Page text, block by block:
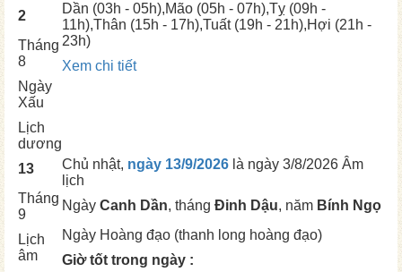
2
Tháng
8
Ngày
Xấu
Dần (03h - 05h),Mão (05h - 07h),Tỵ (09h -
11h),Thân (15h - 17h),Tuất(19h - 21h),Hợi (21h -
23h)
Xem chi tiết
Lịch
dương
13
Tháng
9
Lịch
âm
Chủ nhật, ngày 13/9/2026 là ngày 3/8/2026 Âm
lịch
Ngày Canh Dần, tháng Đinh Dậu, năm Bính Ngọ
Ngày Hoàng đạo (thanh long hoàng đạo)
Giờ tốt trong ngày :